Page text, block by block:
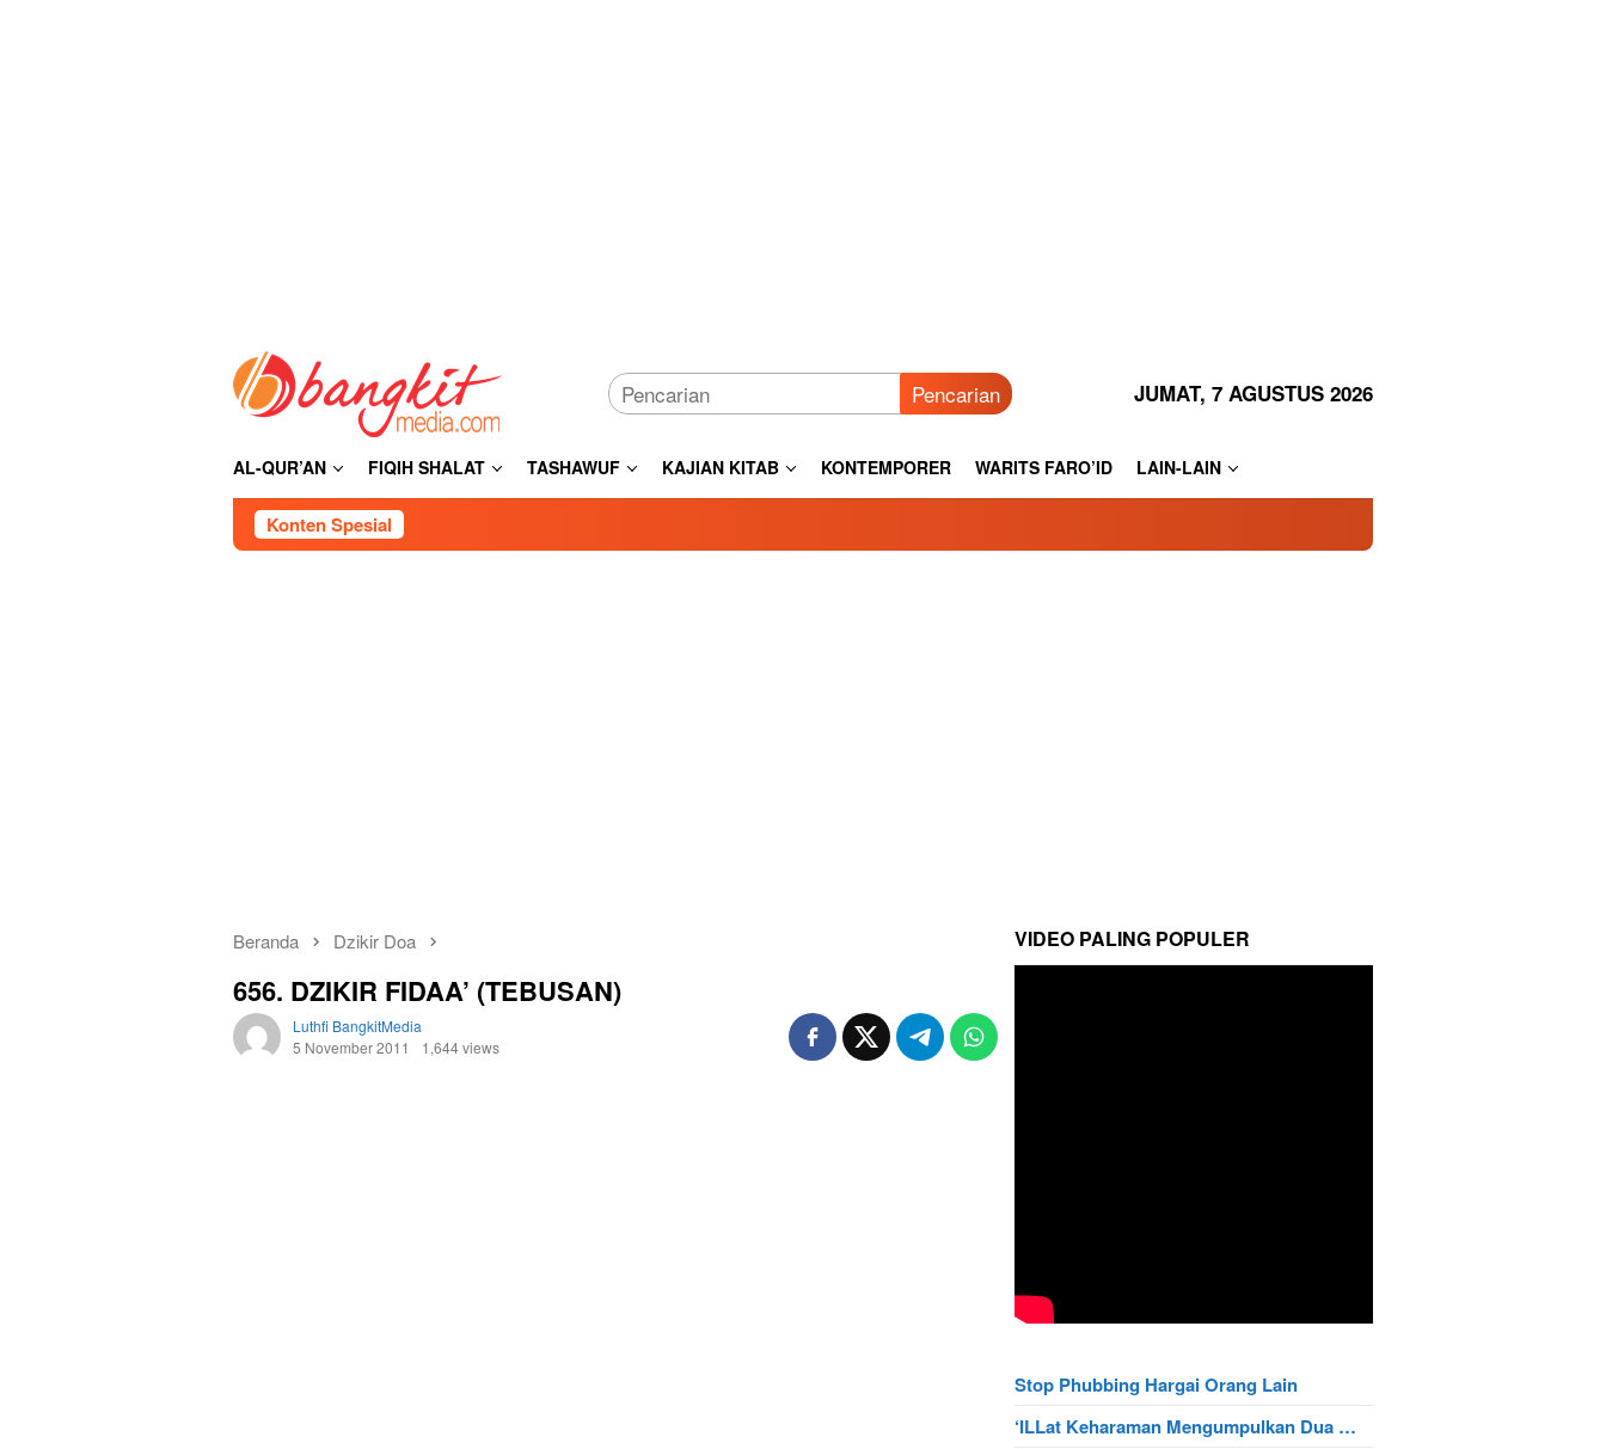
Pencarian JUMAT, 7 AGUSTUS 2026
AL-QUR’AN FIQIH SHALAT TASHAWUF KAJIAN KITAB KONTEMPORER WARITS FARO’ID LAIN-LAIN
Konten Spesial
Beranda Dzikir Doa
656. DZIKIR FIDAA’ (TEBUSAN)
Luthfi BangkitMedia
5 November 2011
1,644 views
VIDEO PALING POPULER
Stop Phubbing Hargai Orang Lain
‘ILLat Keharaman Mengumpulkan Dua …